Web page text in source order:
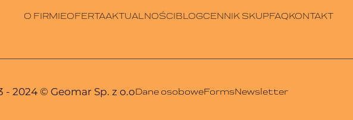
O FIRMIEOFERTAAKTUALNOŚCIBLOGCENNIK SKUPFAQKONTAKT
- 2024 © Geomar Sp. z o.oDane osoboweFormsNewsletter